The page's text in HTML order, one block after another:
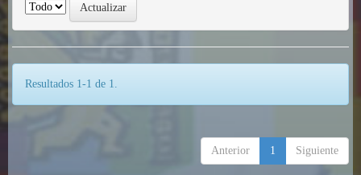
Resultados 1-1 de 1.
Anterior 1 Siguiente